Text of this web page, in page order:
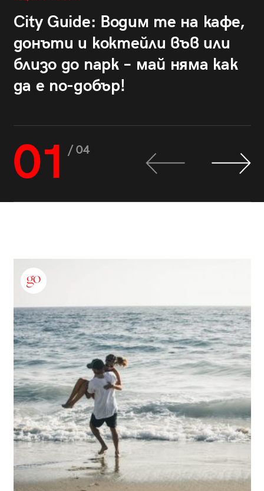
City Guide: Водим те на кафе,
донъти и коктейли във или
близо до парк – май няма как
да е по-добър!
01 / 04